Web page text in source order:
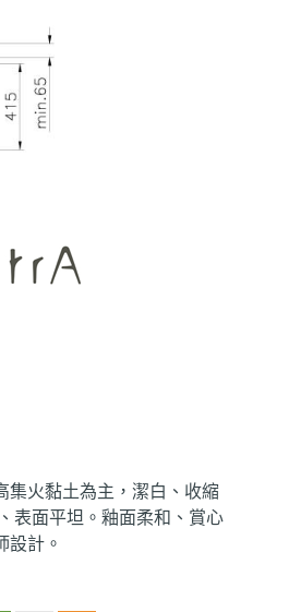
集火黏土為主，潔白、收縮
表面平坦。釉面柔和、賞心
設計。